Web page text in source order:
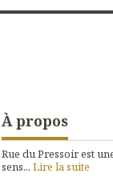
À propos
Rue du Pressoir est
sens... Lire la suite